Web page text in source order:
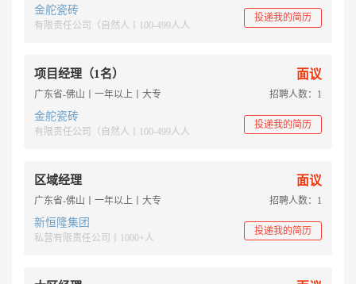
金舵瓷砖
有限责任公司（自然人丨100-499人人
投递我的简历
项目经理（1名） 面议
广东省-佛山丨一年以上丨大专 招聘人数：1
金舵瓷砖
有限责任公司（自然人丨100-499人人
投递我的简历
区域经理 面议
广东省-佛山丨一年以上丨大专 招聘人数：1
新恒隆集团
私营有限责任公司丨1000+人
投递我的简历